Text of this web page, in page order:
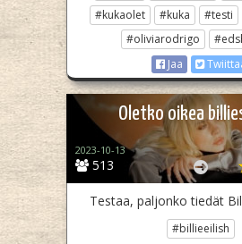
#kukaolet
#kuka #testi
#oliviarodrigo
Jaa
Oletko oikea
513
2023-10-13
Testaa, paljonko tiedät
#billieeilish